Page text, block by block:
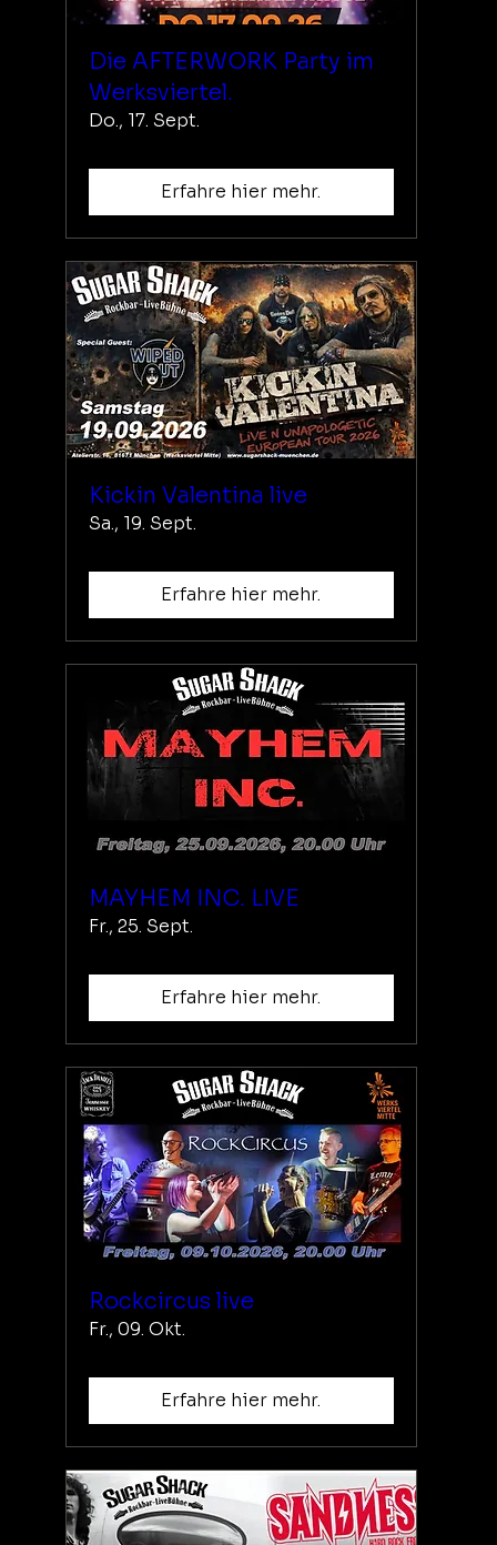
Die AFTERWORK Party im
Werksviertel.
Do., 17. Sept.
Erfahre hier mehr.
Kickin Valentina live
Sa., 19. Sept.
Erfahre hier mehr.
MAYHEM INC. LIVE
Fr., 25. Sept.
Erfahre hier mehr.
Rockcircus live
Fr., 09. Okt.
Erfahre hier mehr.